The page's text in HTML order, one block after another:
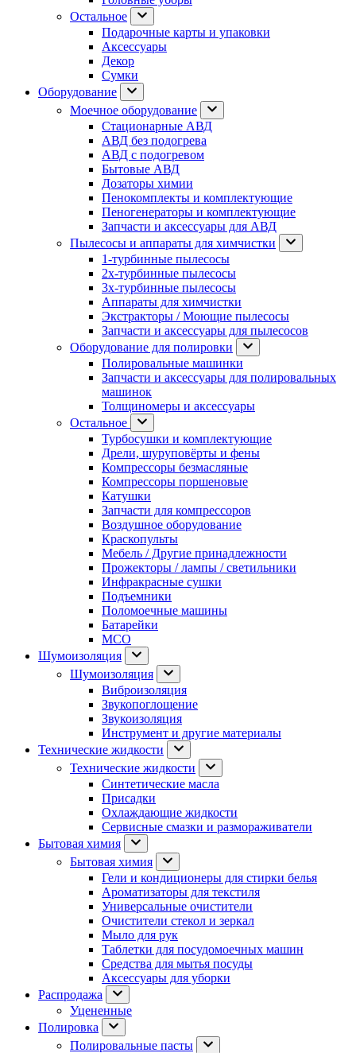
Остальное
Подарочные карты и упаковки
Аксессуары
Декор
Сумки
Оборудование
Моечное оборудование
Стационарные АВД
АВД без подогрева
АВД с подогревом
Бытовые АВД
Дозаторы химии
Пенокомплекты и комплектующие
Пеногенераторы и комплектующие
Запчасти и аксессуары для АВД
Пылесосы и аппараты для химчистки
1-турбинные пылесосы
2х-турбинные пылесосы
3х-турбинные пылесосы
Аппараты для химчистки
Экстракторы / Моющие пылесосы
Запчасти и аксессуары для пылесосов
Оборудование для полировки
Полировальные машинки
Запчасти и аксессуары для полировальных
машинок
Толщиномеры и аксессуары
Остальное
Турбосушки и комплектующие
Дрели, шуруповёрты и фены
Компрессоры безмасляные
Компрессоры поршеновые
Катушки
Запчасти для компрессоров
Воздушное оборудование
Краскопульты
Мебель / Другие принадлежности
Прожекторы / лампы / светильники
Инфракрасные сушки
Подъемники
Поломоечные машины
Батарейки
МСО
Шумоизоляция
Шумоизоляция
Виброизоляция
Звукопоглощение
Звукоизоляция
Инструмент и другие материалы
Технические жидкости
Технические жидкости
Синтетические масла
Присадки
Охлаждающие жидкости
Сервисные смазки и размораживатели
Бытовая химия
Бытовая химия
Гели и кондиционеры для стирки белья
Ароматизаторы для текстиля
Универсальные очистители
Очистители стекол и зеркал
Мыло для рук
Таблетки для посудомоечных машин
Средства для мытья посуды
Аксессуары для уборки
Распродажа
Уцененные
Полировка
Полировальные пасты